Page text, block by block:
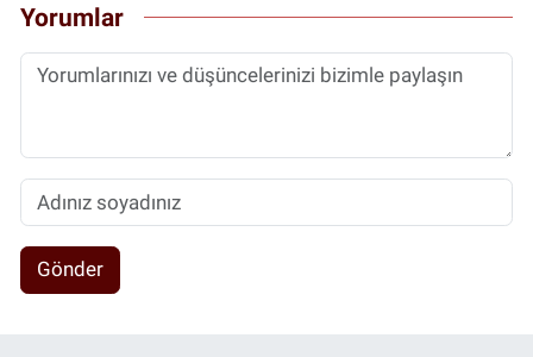
Yorumlar
Gönder